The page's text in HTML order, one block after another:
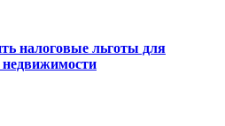
налоговые льготы для
недвижимости